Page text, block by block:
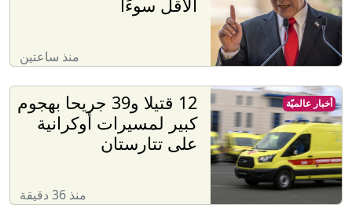
الأقل سوءًا
منذ ساعتين
12 قتيلا و39 جريحا بهجوم
كبير لمسيرات أوكرانية
على تتارستان
منذ 36 دقيقة
أخبار عالميّة